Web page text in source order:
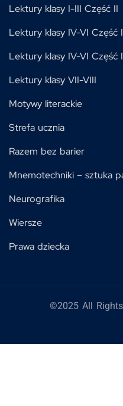
Lektury klasy I-III Część II
Lektury klasy IV-VI Część I
Lektury klasy IV-VI Część
Lektury klasy VII-VIII
Motywy literackie
Strefa ucznia
Razem bez barier
Mnemotechniki – sztuka
Neurografika
Wiersze
Prawa dziecka
©2025 All Rights